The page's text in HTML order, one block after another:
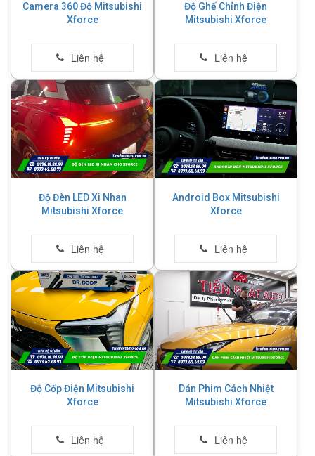
Camera 360 Độ Mitsubishi
Xforce
Độ Ghế Chỉnh Điện
Mitsubishi Xforce
Độ Đèn LED Xi Nhan
Mitsubishi Xforce
Android Box Mitsubishi
Xforce
Độ Cốp Điện Mitsubishi
Xforce
Dán Phim Cách Nhiệt
Mitsubishi Xforce